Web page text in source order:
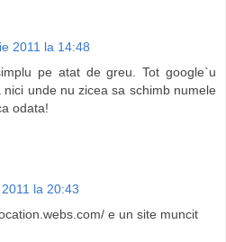
2011 la 14:48
pe atat de greu. Tot google`u
unde nu zicea sa schimb numele
odata!
la 20:43
e un site muncit